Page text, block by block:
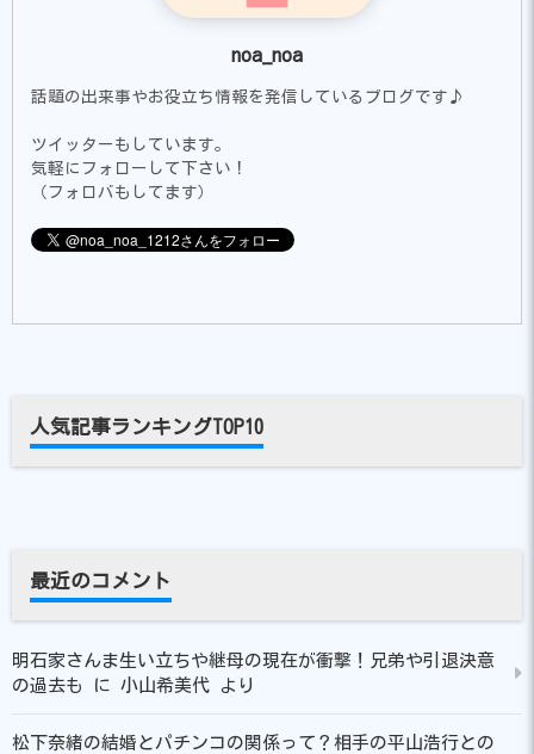
noa_noa
話題の出来事やお役立ち情報を発信しているブログです♪
ツイッターもしています。
気軽にフォローして下さい！
（フォロバもしてます）
人気記事ランキングTOP10
最近のコメント
明石家さんま生い立ちや継母の現在が衝撃！兄弟や引退決意
の過去も
に 小山希美代 より
松下奈緒の結婚とパチンコの関係って？相手の平山浩行との